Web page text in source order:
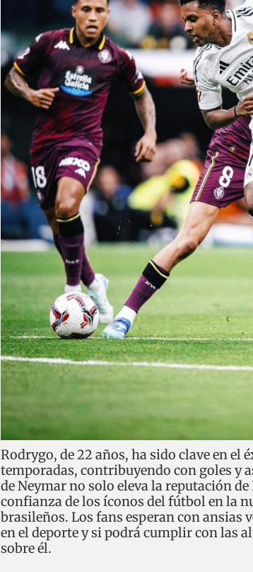
Rodrygo, de 22 años, ha sido clave en
temporadas, contribuyendo con goles y
de Neymar no solo eleva la reputación
confianza de los íconos del fútbol en la
brasileños. Los fans esperan con ansias
en el deporte y si podrá cumplir con las
sobre él.